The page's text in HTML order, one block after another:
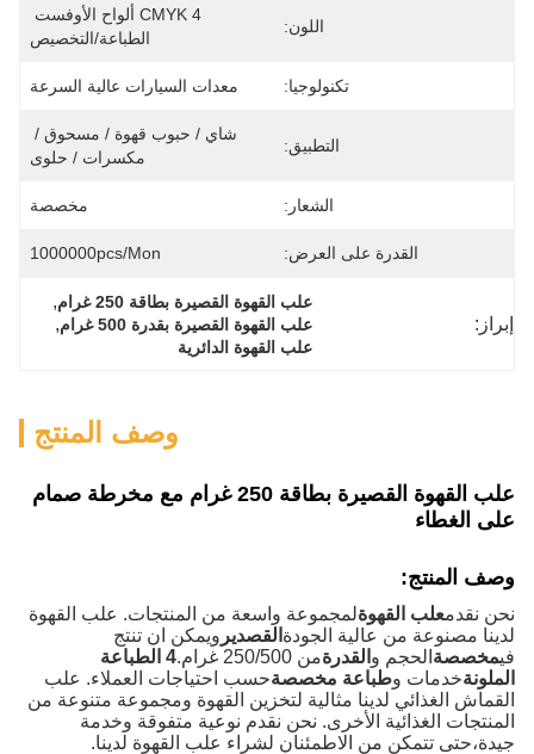
اللون:
الطباعة/التخصيص
تكنولوجيا: معدات السيارات عالية السرعة
التطبيق:
مكسرات / حلوى
الشعار: مخصصة
القدرة على العرض: 1000000pcs/mon
إبراز:
علب القهوة القصيرة بطاقة 250 غرام ,
علب القهوة القصيرة بقدرة 500 غرام ,
علب القهوة الدائرية
وصف المنتج
علب القهوة القصيرة بطاقة 250 غرام مع مخرطة صمام
على الغطاء
وصف المنتج:
نحن نقدمعلب القهوةلمجموعة واسعة من المنتجات. علب القهوة
لدينا مصنوعة من عالية الجودةالقصدير ويمكن ان تنتج
فيمخصصةالحجم والقدرةمن 250/500 غرام.
4 الطباعة
الملونةخدمات وطباعة مخصصةحسب احتياجات العملاء. علب
القماش الغذائي لدينا مثالية لتخزين القهوة ومجموعة متنوعة من
المنتجات الغذائية الأخرى. نحن نقدم نوعية متفوقة وخدمة
جيدة،حتى تتمكن من الاطمئنان لشراء علب القهوة لدينا.